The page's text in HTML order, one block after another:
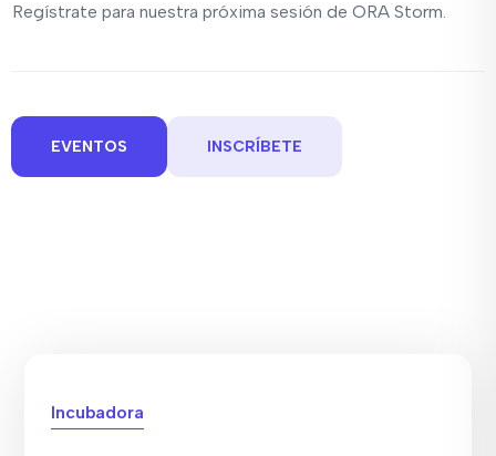
Regístrate para nuestra próxima sesión de ORA Storm.
EVENTOS INSCRÍBETE
Incubadora